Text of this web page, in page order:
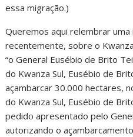
essa migração.)
Queremos aqui relembrar uma
recentemente, sobre o
“o General Eusébio de Brito
do Kwanza Sul, Eusébio de
açambarcar 30.000 hectares,
do Kwanza Sul, Eusébio de
pedido apresentado pelo
autorizando o